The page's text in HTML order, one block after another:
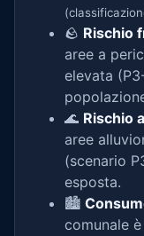
🪨 Rischio
aree a
elevata
🌊 Rischio
aree
(scenario
esposta.
🏙️
comunale